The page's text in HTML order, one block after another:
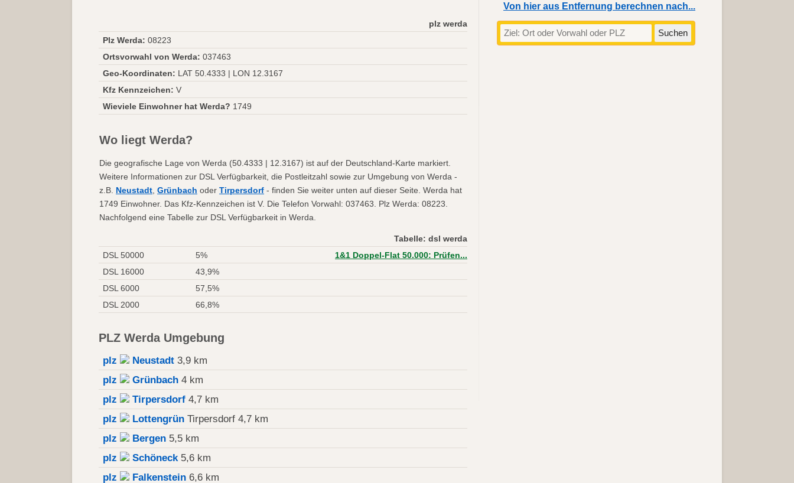
plz werda
Plz Werda: 08223
Ortsvorwahl von Werda: 037463
Geo-Koordinaten: LAT 50.4333 | LON 12.3167
Kfz Kennzeichen: V
Wieviele Einwohner hat Werda? 1749
Wo liegt Werda?
Die geografische Lage von Werda (50.4333 | 12.3167) ist auf der Deutschland-Karte markiert.
Weitere Informationen zur DSL Verfügbarkeit, die Postleitzahl sowie zur Umgebung von Werda -
z.B. Neustadt Grünbach oder Tirpersdorf - finden Sie weiter unten auf dieser Seite. Werda hat
1749 Einwohner. Das Kfz-Kennzeichen ist V. Die Telefon Vorwahl: 037463. Plz Werda: 08223.
Nachfolgend eine Tabelle zur DSL Verfügbarkeit in Werda.
Tabelle: dsl werda
DSL 50000
5%
1&1 Doppel-Flat 50.000: Prüfen...
DSL 16000
43,9%
DSL 6000
57,5%
DSL 2000
66,8%
PLZ Werda Umgebung
plz Neustadt 3,9 km
plz
Grünbach 4 km
plz
Tirpersdorf 4,7 km
plz
Lottengrün Tirpersdorf 4,7 km
plz
Bergen 5,5 km
plz
Schöneck5,6 km
plz
Falkenstein 6,6 km
Von hier aus Entfernung berechnen nach...